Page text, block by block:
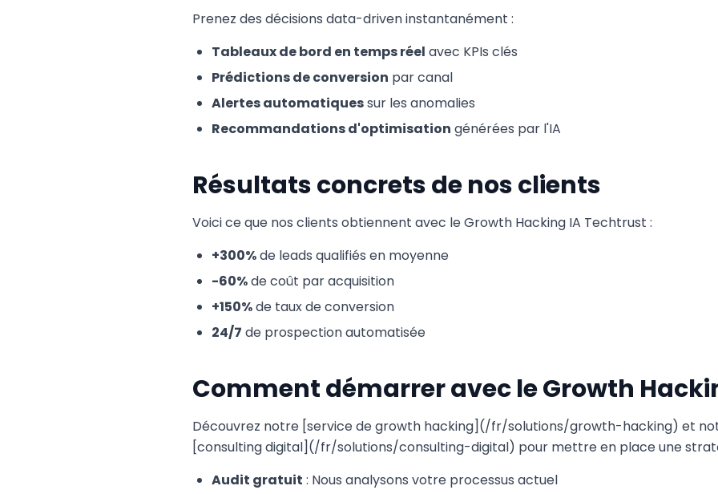
Prenez des décisions data-driven instantanément :
Tableaux de bord en temps réel avec KPIs clés
Prédictions de conversion par canal
Alertes automatiquessur les anomalies
Recommandations d'optimisation générées par l'IA
Résultats concrets de nos clients
Voici ce que nos clients obtiennent avec le Growth Hacking IA Techtrust :
+300%de leads qualifiés en moyenne
-60%de coût par acquisition
+150%de taux de conversion
24/7 de prospection automatisée
Comment démarrer avec le Growth
Découvrez notre [service de growth hacking](/fr/solutions/growth-hacking) et
[consulting digital](/fr/solutions/consulting-digital) pour mettre en place une
Audit gratuit : Nous analysons votre processus actuel